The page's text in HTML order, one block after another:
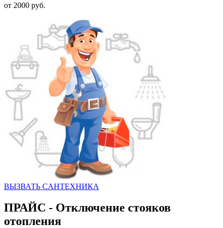
от 2000 руб.
ВЫЗВАТЬ CАНТЕХНИКА
ПРАЙС - Отключение стояков
отопления